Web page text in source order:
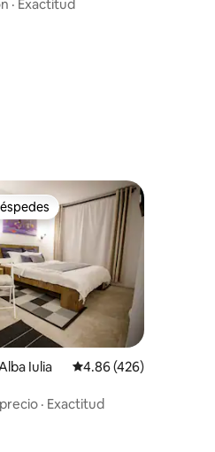
6 reseñas
· Exactitud
46 reseñas
Iulia Calificación promedio:
4.86 (426)
· Exactitud